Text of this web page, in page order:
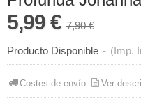
5,99 € 7,90 €
Producto Disponible - (Imp.
Costes de envío Ver